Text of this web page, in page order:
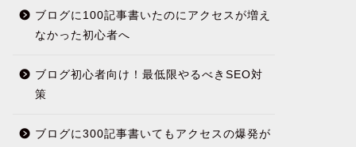
ブログに100記事書いたのにアクセスが増え
なかった初心者へ
ブログ初心者向け！最低限やるべきSEO対
策
ブログに300記事書いてもアクセスの爆発が